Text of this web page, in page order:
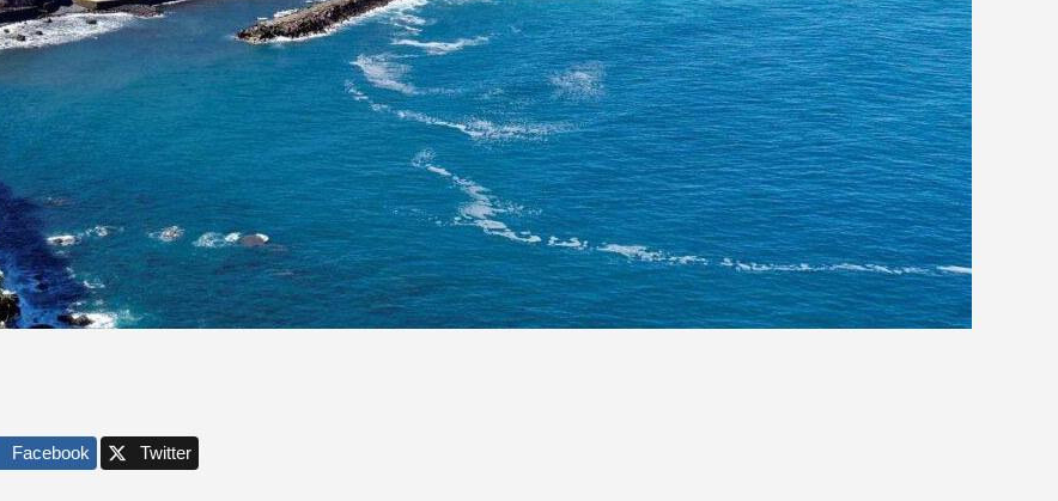
Facebook Twitter